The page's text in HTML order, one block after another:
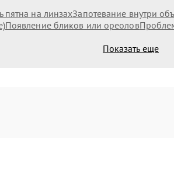
пятна на линзахЗапотевание внутри
Появление бликов или ореолов
Показать еще